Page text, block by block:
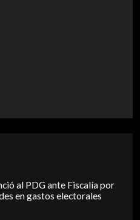
al PDG ante Fiscalía por
en gastos electorales